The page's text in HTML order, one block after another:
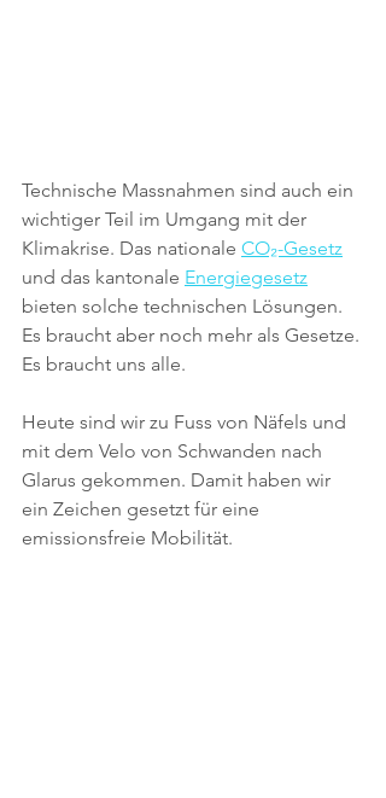
Technische Massnahmen sind auch ein
wichtiger Teil im Umgang mit der
Klimakrise. Das nationale CO₂-Gesetz
und das kantonale Energiegesetz
bieten solche technischen Lösungen.
Es braucht aber noch mehr als Gesetze.
Es braucht uns alle.
Heute sind wir zu Fuss von Näfels und
mit dem Velo von Schwanden nach
Glarus gekommen. Damit haben wir
ein Zeichen gesetzt für eine
emissionsfreie Mobilität.